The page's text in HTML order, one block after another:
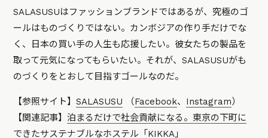
SALASUSUはファッションブランドではあるが、究極のゴ
ールはものづくりではない。カンボジアの作り手だけでな
く、日本の買い手の人生も応援したい。彼女たちの製品を
取って元気になってもらいたい。それが、SALASUSUがも
のづくりをとおして目指すゴールなのだ。
【参照サイト】SALASUSU （Facebook、 Instagram）
【関連記事】泊まるだけで社会貢献になる。東京の下町に
できたサステナブルなホステル「KIKKA」